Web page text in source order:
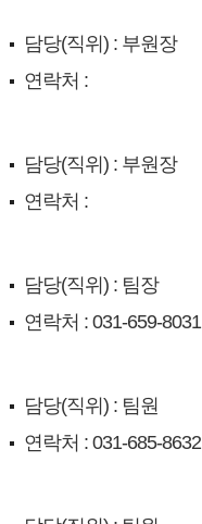
담당(직위) : 부원장
연락처 :
담당(직위) : 부원장
연락처 :
담당(직위) : 팀장
연락처 : 031-659-8031
담당(직위) : 팀원
연락처 : 031-685-8632